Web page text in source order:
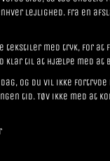
lejlighed. Fra en
tekstiler med tryk, for
klar til at hjælpe med at
og du vil ikke fortryde
tid. Tøv ikke med at